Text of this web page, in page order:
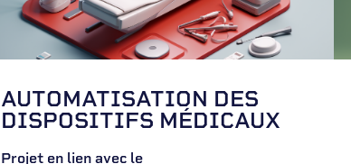
AUTOMATISATION DES
DISPOSITIFS MÉDICAUX
Projet en lien avec le